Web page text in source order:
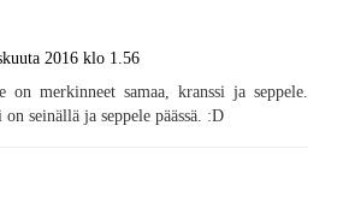
2016 klo 1.56
merkinneet samaa, kranssi ja seppele.
seinällä ja seppele päässä. :D